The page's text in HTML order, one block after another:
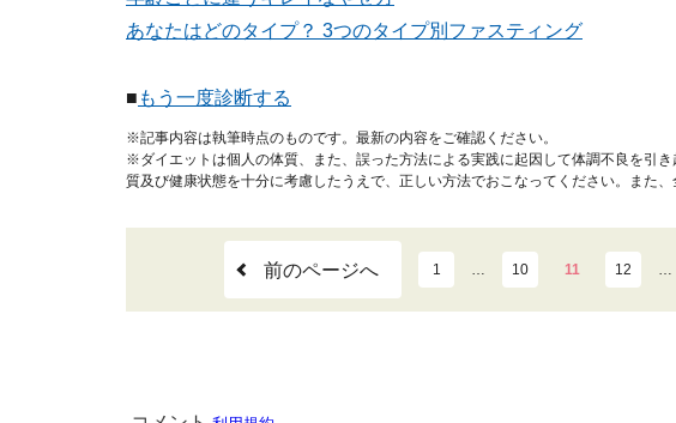
あなたはどのタイプ？ 3つのタイプ別ファスティング
■ もう一度診断する
※記事内容は執筆時点のものです。最新の内容をご確認ください。
※ダイエットは個人の体質、また、誤った方法による実践に起因して体調不良を引
質及び健康状態を十分に考慮したうえで、正しい方法でおこなってください。また
前のページへ 1 … 10 11 12 …